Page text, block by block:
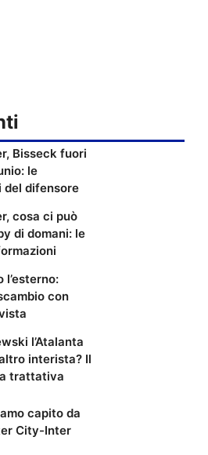
Bisseck fuori
le
del difensore
cosa ci può
di domani: le
l’esterno:
con
l’Atalanta
interista? Il
trattativa
capito da
City-Inter